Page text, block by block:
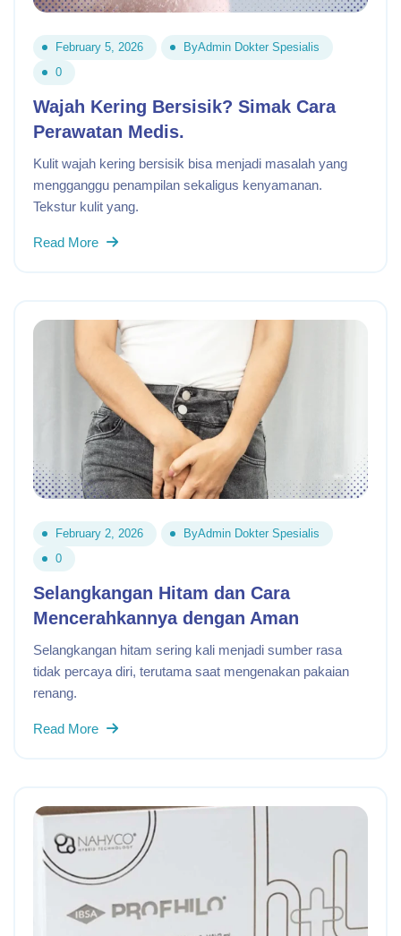
February 5, 2026 ByAdmin Dokter Spesialis
0
Wajah Kering Bersisik? Simak Cara
Perawatan Medis.
Kulit wajah kering bersisik bisa menjadi masalah yang
mengganggu penampilan sekaligus kenyamanan.
Tekstur kulit yang.
Read More
February 2, 2026 ByAdmin Dokter Spesialis
0
Selangkangan Hitam dan Cara
Mencerahkannya dengan Aman
Selangkangan hitam sering kali menjadi sumber rasa
tidak percaya diri, terutama saat mengenakan pakaian
renang.
Read More